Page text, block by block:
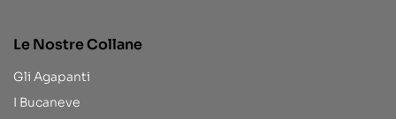
Le Nostre Collane
Gli Agapanti
I Bucaneve